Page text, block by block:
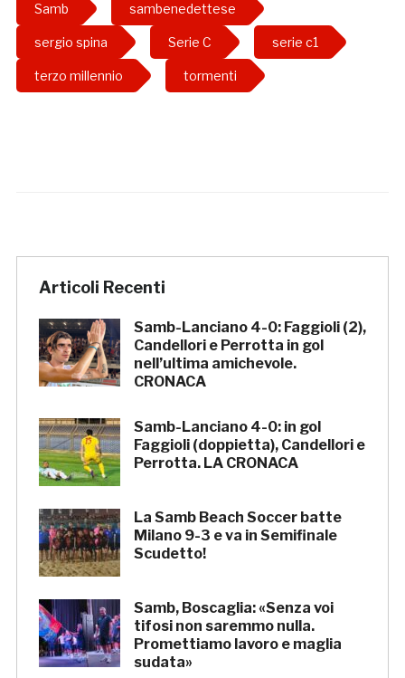
Samb sambenedettese
sergio spina Serie C serie c1
terzo millennio tormenti
Articoli Recenti
Samb-Lanciano 4-0: Faggioli (2),
Candellori e Perrotta in gol
nell’ultima amichevole.
CRONACA
Samb-Lanciano 4-0: in gol
Faggioli (doppietta), Candellori e
Perrotta. LA CRONACA
La Samb Beach Soccer batte
Milano 9-3 e va in Semifinale
Scudetto!
Samb, Boscaglia: «Senza voi
tifosi non saremmo nulla.
Promettiamo lavoro e maglia
sudata»